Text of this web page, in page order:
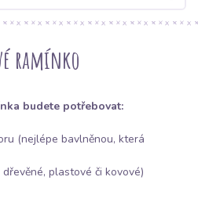
ramínko
budete potřebovat:
(nejlépe bavlněnou, která
plastové či kovové)